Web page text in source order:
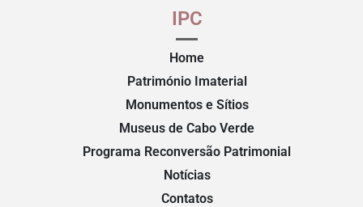
IPC
Home
Património Imaterial
Monumentos e Sítios
Museus de Cabo Verde
Programa Reconversão Patrimonial
Notícias
Contatos